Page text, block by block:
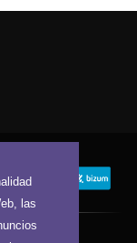
las